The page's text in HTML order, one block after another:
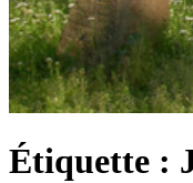
Étiquette :